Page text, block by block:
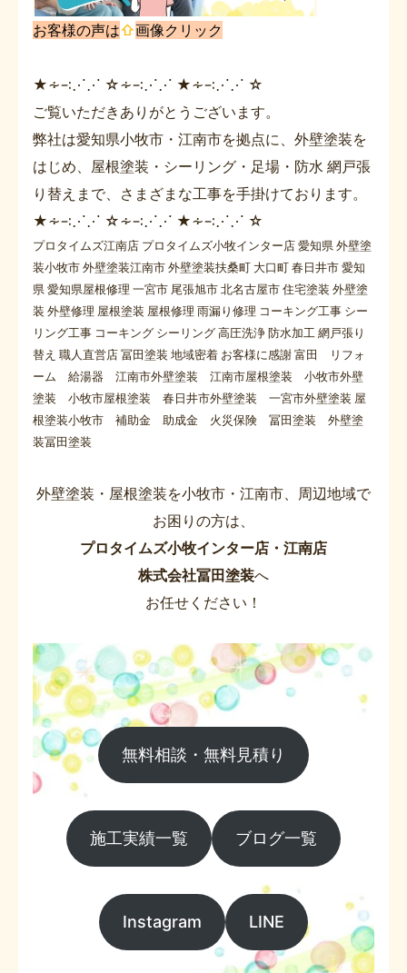
お客様の声は⇧画像クリック
★∻∹⋰⋰ ☆∻∹⋰⋰ ★∻∹⋰⋰ ☆
ご覧いただきありがとうございます。
弊社は愛知県小牧市・江南市を拠点に、外壁塗装を
はじめ、屋根塗装・シーリング・足場・防水 網戸張
り替えまで、さまざまな工事を手掛けております。
★∻∹⋰⋰ ☆∻∹⋰⋰ ★∻∹⋰⋰ ☆
プロタイムズ江南店 プロタイムズ小牧インター店 愛知県 外壁塗
装小牧市 外壁塗装江南市 外壁塗装扶桑町 大口町 春日井市 愛知
県 愛知県屋根修理 一宮市 尾張旭市 北名古屋市 住宅塗装 外壁塗
装 外壁修理 屋根塗装 屋根修理 雨漏り修理 コーキング工事 シー
リング工事 コーキング シーリング 高圧洗浄 防水加工 網戸張り
替え 職人直営店 冨田塗装 地域密着 お客様に感謝 富田 リフォ
ーム 給湯器 江南市外壁塗装 江南市屋根塗装 小牧市外壁
塗装 小牧市屋根塗装 春日井市外壁塗装 一宮市外壁塗装 屋
根塗装小牧市 補助金 助成金 火災保険 冨田塗装 外壁塗
装冨田塗装
外壁塗装・屋根塗装を小牧市・江南市、周辺地域で
お困りの方は、
プロタイムズ小牧インター店・江南店
株式会社冨田塗装へ
お任せください！
無料相談・無料見積り
施工実績一覧 ブログ一覧
Instagram LINE